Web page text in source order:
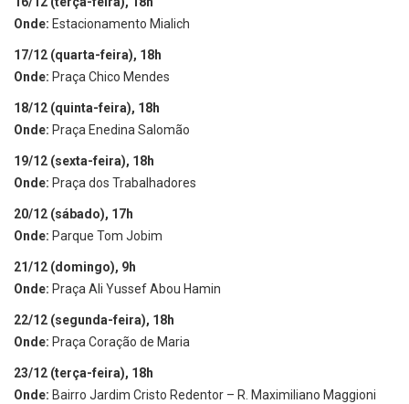
Onde: Estacionamento Mialich
17/12 (quarta-feira), 18h
Onde: Praça Chico Mendes
18/12 (quinta-feira), 18h
Onde: Praça Enedina Salomão
19/12 (sexta-feira), 18h
Onde: Praça dos Trabalhadores
20/12 (sábado), 17h
Onde: Parque Tom Jobim
21/12 (domingo), 9h
Onde: Praça Ali Yussef Abou Hamin
22/12 (segunda-feira), 18h
Onde: Praça Coração de Maria
23/12 (terça-feira), 18h
Onde: Bairro Jardim Cristo Redentor – R. Maximiliano Maggioni